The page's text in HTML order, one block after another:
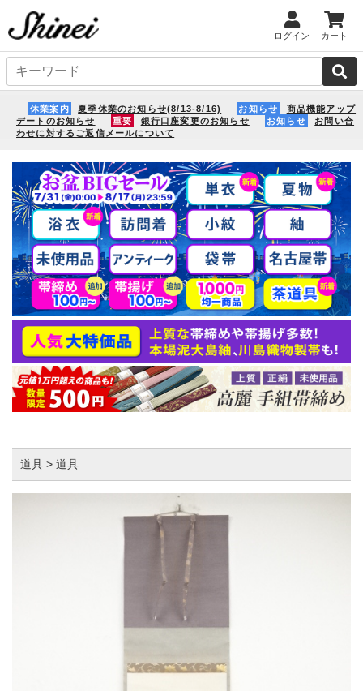
ログイン カート
休業案内 夏季休業のお知らせ(8/13-8/16) お知らせ
商品機能アップ
デートのお知らせ
重要 銀行口座変更のお知らせ お知らせ
お問い合
わせに対するご返信メールについて
道具 > 道具